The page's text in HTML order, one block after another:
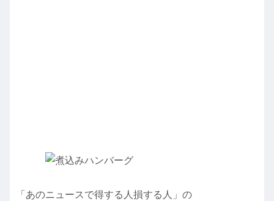
「あのニュースで得する人損する人」の